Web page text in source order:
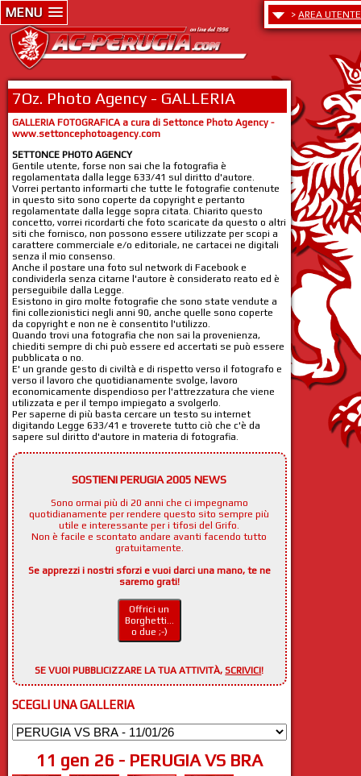
MENU > AREA UTENTE
7Oz. Photo Agency - GALLERIA
GALLERIA FOTOGRAFICA a cura di Settonce Photo Agency -
www.settoncephotoagency.com
SETTONCE PHOTO AGENCY
Gentile utente, forse non sai che la fotografia è
regolamentata dalla legge 633/41 sul diritto d'autore.
Vorrei pertanto informarti che tutte le fotografie contenute
in questo sito sono coperte da copyright e pertanto
regolamentate dalla legge sopra citata. Chiarito questo
concetto, vorrei ricordarti che foto scaricate da questo o altri
siti che fornisco, non possono essere utilizzate per scopi a
carattere commerciale e/o editoriale, ne cartacei ne digitali
senza il mio consenso.
Anche il postare una foto sul network di Facebook e
condividerla senza citarne l'autore è considerato reato ed è
perseguibile dalla Legge.
Esistono in giro molte fotografie che sono state vendute a
fini collezionistici negli anni 90, anche quelle sono coperte
da copyright e non ne è consentito l'utilizzo.
Quando trovi una fotografia che non sai la provenienza,
chiediti sempre di chi può essere ed accertati se può essere
pubblicata o no.
E' un grande gesto di civiltà e di rispetto verso il fotografo e
verso il lavoro che quotidianamente svolge, lavoro
economicamente dispendioso per l'attrezzatura che viene
utilizzata e per il tempo impiegato a svolgerlo.
Per saperne di più basta cercare un testo su internet
digitando Legge 633/41 e troverete tutto ciò che c'è da
sapere sul diritto d'autore in materia di fotografia.
SOSTIENI PERUGIA 2005 NEWS
Sono ormai più di 20 anni che ci impegnamo
quotidianamente per rendere questo sito sempre più
utile e interessante per i tifosi del Grifo.
Non è facile e scontato andare avanti facendo tutto
gratuitamente.
Se apprezzi i nostri sforzi e vuoi darci una mano, te ne
saremo grati!
Offrici un
Borghetti...
o due ;-)
SE VUOI PUBBLICIZZARE LA TUA ATTIVITÀ,SCRIVICI!
SCEGLI UNA GALLERIA
11 gen 26 - PERUGIA VS BRA